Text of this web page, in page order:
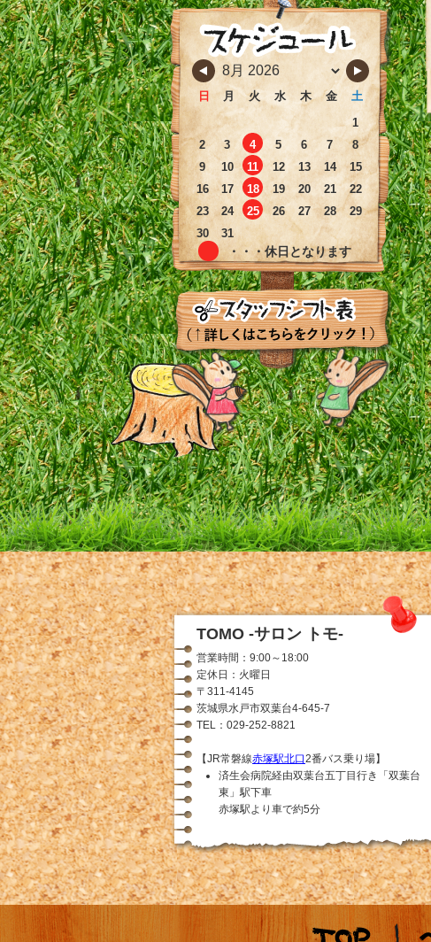
日 月 火 水 木 金
土
1
2
3 4 5 6 7
8
9
10 11 12 13 14
15
16
17 18 19 20 21
22
23
24 25 26 27 28
29
30
31
・・・休日となります
TOMO -サロン トモ-
営業時間：9:00～18:00
定休日：火曜日
〒311-4145
茨城県水戸市双葉台4-645-7
TEL：029-252-8821
【JR常磐線赤塚駅北口2番バス乗り場】
済生会病院経由双葉台五丁目行き「双葉台
東」駅下車
赤塚駅より車で約5分